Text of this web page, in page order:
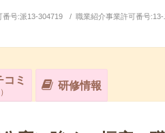
号:派13-304719 職業紹介事業許可番号
コミ 研修情報